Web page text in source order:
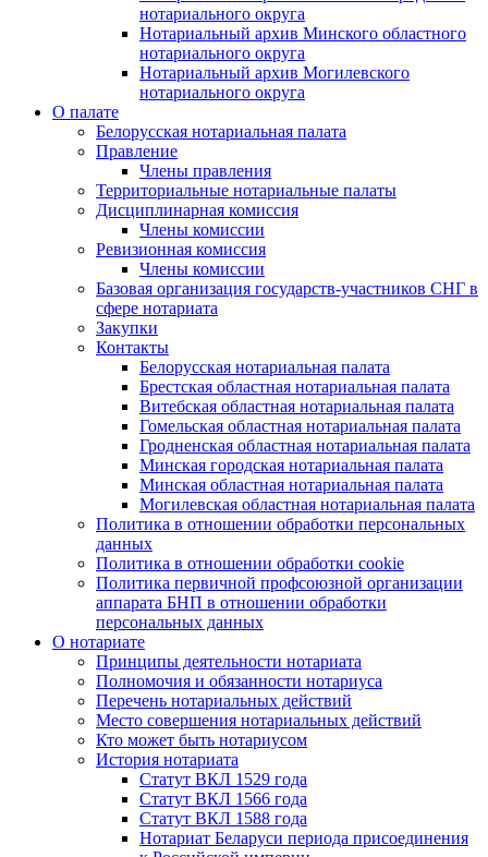
нотариального округа
Нотариальный архив Минского областного
нотариального округа
Нотариальный архив Могилевского
нотариального округа
О палате
Белорусская нотариальная палата
Правление
Члены правления
Территориальные нотариальные палаты
Дисциплинарная комиссия
Члены комиссии
Ревизионная комиссия
Члены комиссии
Базовая организация государств-участников СНГ в
сфере нотариата
Закупки
Контакты
Белорусская нотариальная палата
Брестская областная нотариальная палата
Витебская областная нотариальная палата
Гомельская областная нотариальная палата
Гродненская областная нотариальная палата
Минская городская нотариальная палата
Минская областная нотариальная палата
Могилевская областная нотариальная палата
Политика в отношении обработки персональных
данных
Политика в отношении обработки cookie
Политика первичной профсоюзной организации
аппарата БНП в отношении обработки
персональных данных
О нотариате
Принципы деятельности нотариата
Полномочия и обязанности нотариуса
Перечень нотариальных действий
Место совершения нотариальных действий
Кто может быть нотариусом
История нотариата
Статут ВКЛ 1529 года
Статут ВКЛ 1566 года
Статут ВКЛ 1588 года
Нотариат Беларуси периода присоединения